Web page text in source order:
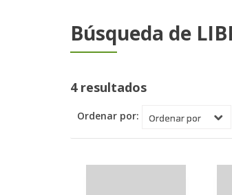
Búsqueda de
4 resultados
Ordenar por: